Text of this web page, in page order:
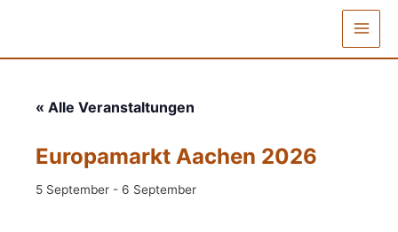
Main
« Alle Veranstaltungen
Europamarkt Aachen 2026
5 September - 6 September